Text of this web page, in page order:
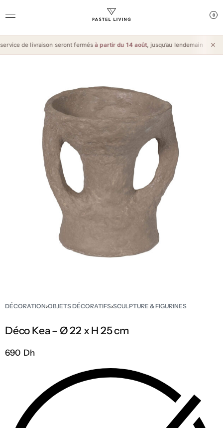
0
de livraison seront fermésà partir du 14 août, jusqu’au lendemain de l’Aïd
DÉCORATION›OBJETS DÉCORATIFS›SCULPTURE & FIGURINES
Déco Kea – Ø 22 x H 25 cm
690 Dh